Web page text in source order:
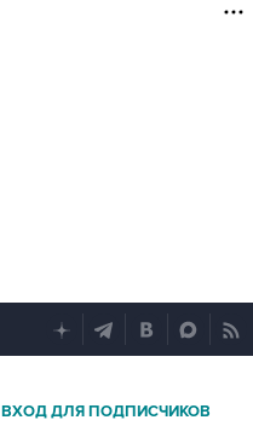
ВХОД ДЛЯ ПОДПИСЧИКОВ